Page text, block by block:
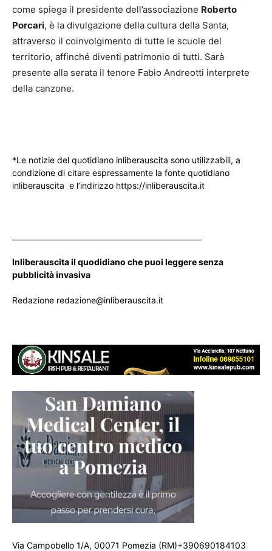
come spiega il presidente dell’associazione Roberto
Porcari, è la divulgazione della cultura della Santa,
attraverso il coinvolgimento di tutte le scuole del
territorio, affinché diventi patrimonio di tutti. Sarà
presente alla serata il tenore Fabio Andreotti interprete
della canzone.
*Le notizie del quotidiano inliberauscita sono utilizzabili, a
condizione di citare espressamente la fonte quotidiano
inliberauscita e l’indirizzo https://inliberauscita.it
Inliberauscita il quodidiano che puoi leggere senza
pubblicità invasiva
Redazione redazione@inliberauscita.it
Via Campobello 1/A, 00071 Pomezia (RM)+390690184103